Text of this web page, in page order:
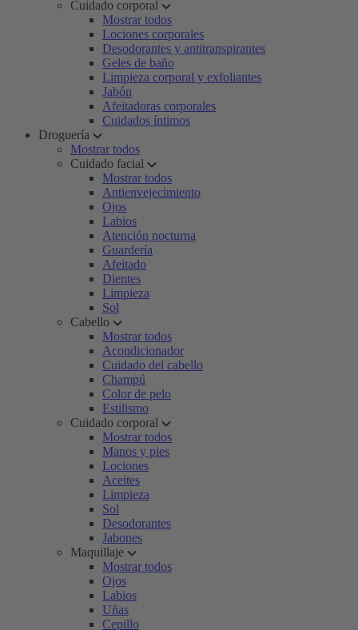
Cuidado corporal
Mostrar todos
Lociones corporales
Desodorantes y antitranspirantes
Geles de baño
Limpieza corporal y exfoliantes
Jabón
Afeitadoras corporales
Cuidados íntimos
Droguería
Mostrar todos
Cuidado facial
Mostrar todos
Antienvejecimiento
Ojos
Labios
Atención nocturna
Guardería
Afeitado
Dientes
Limpieza
Sol
Cabello
Mostrar todos
Acondicionador
Cuidado del cabello
Champú
Color de pelo
Estilismo
Cuidado corporal
Mostrar todos
Manos y pies
Lociones
Aceites
Limpieza
Sol
Desodorantes
Jabones
Maquillaje
Mostrar todos
Ojos
Labios
Uñas
Cepillo